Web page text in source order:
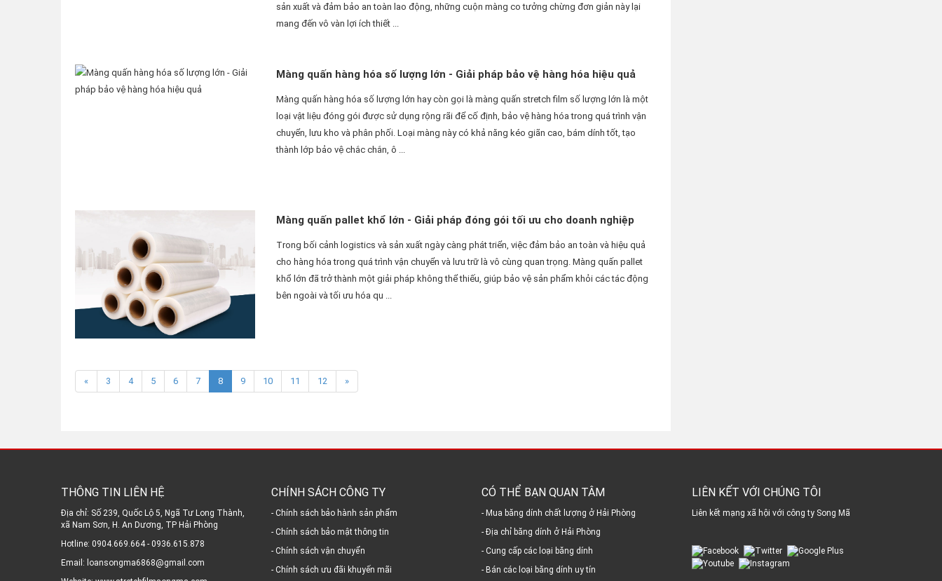
sản xuất và đảm bảo an toàn lao động, những cuộn màng co tưởng chừng đơn giản này lại
mang đến vô vàn lợi ích thiết ...
Màng quấn hàng hóa số lượng lớn - Giải pháp bảo vệ hàng hóa hiệu quả
Màng quấn hàng hóa số lượng lớn hay còn gọi là màng quấn stretch film số lượng lớn là một
loại vật liệu đóng gói được sử dụng rộng rãi để cố định, bảo vệ hàng hóa trong quá trình vận
chuyển, lưu kho và phân phối. Loại màng này có khả năng kéo giãn cao, bám dính tốt, tạo
thành lớp bảo vệ chắc chắn, ô ...
Màng quấn pallet khổ lớn - Giải pháp đóng gói tối ưu cho doanh nghiệp
Trong bối cảnh logistics và sản xuất ngày càng phát triển, việc đảm bảo an toàn và hiệu quả
cho hàng hóa trong quá trình vận chuyển và lưu trữ là vô cùng quan trọng. Màng quấn pallet
khổ lớn đã trở thành một giải pháp không thể thiếu, giúp bảo vệ sản phẩm khỏi các tác động
bên ngoài và tối ưu hóa qu ...
« 3 4 5 6 7 8 9 10 11 12 »
THÔNG TIN LIÊN HỆ
Địa chỉ: Số 239, Quốc Lộ 5, Ngã Tư Long Thành,
xã Nam Sơn, H. An Dương, TP Hải Phòng
Hotline: 0904.669.664 - 0936.615.878
Email: loansongma6868@gmail.com
CHÍNH SÁCH CÔNG TY
- Chính sách bảo hành sản phẩm
- Chính sách bảo mật thông tin
- Chính sách vận chuyển
- Chính sách ưu đãi khuyến mãi
CÓ THỂ BẠN QUAN TÂM
- Mua băng dính chất lượng ở Hải Phòng
- Địa chỉ băng dính ở Hải Phòng
- Cung cấp các loại băng dính
- Bán các loại băng dính uy tín
LIÊN KẾT VỚI CHÚNG TÔI
Liên kết mạng xã hội với công ty Song Mã